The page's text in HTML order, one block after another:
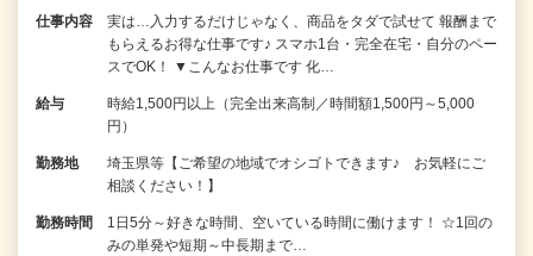
仕事内容
実は…入力するだけじゃなく、商品をタダで試せて 報酬まで
もらえるお得な仕事です♪ スマホ1台・完全在宅・自分のペー
スでOK！ ▼こんなお仕事です 化…
給与
時給1,500円以上（完全出来高制／時間額1,500円～5,000
円）
勤務地
埼玉県等【ご希望の地域でオシゴトできます♪ お気軽にご
相談ください！】
勤務時間
1日5分～好きな時間、空いている時間に働けます！ ☆1回の
みの単発や短期～中長期まで…